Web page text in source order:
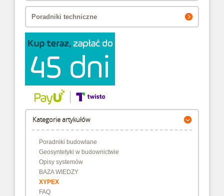
Poradniki techniczne
Kategorie artykułów
Poradniki budowlane
Geosyntetyki w budownictwie
Opisy systemów
BAZA WIEDZY
XYPEX
FAQ